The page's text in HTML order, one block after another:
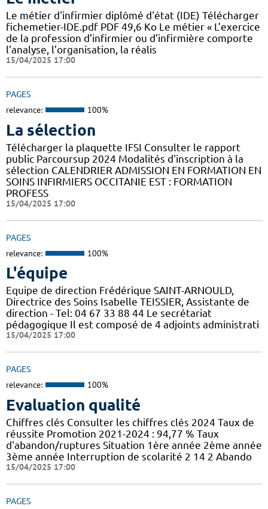
Le métier d'infirmier diplômé d'état (IDE) Télécharger
fichemetier-IDE.pdf PDF 49,6 Ko Le métier « L’exercice
de la profession d’infirmier ou d’infirmière comporte
l’analyse, l’organisation, la réalis
15/04/2025 17:00
PAGES
relevance: 100%
La sélection
Télécharger la plaquette IFSI Consulter le rapport
public Parcoursup 2024 Modalités d'inscription à la
sélection CALENDRIER ADMISSION EN FORMATION EN
SOINS INFIRMIERS OCCITANIE EST : FORMATION
PROFESS
15/04/2025 17:00
PAGES
relevance: 100%
L'équipe
Equipe de direction Frédérique SAINT-ARNOULD,
Directrice des Soins Isabelle TEISSIER, Assistante de
direction - Tel: 04 67 33 88 44 Le secrétariat
pédagogique Il est composé de 4 adjoints administrati
15/04/2025 17:00
PAGES
relevance: 100%
Evaluation qualité
Chiffres clés Consulter les chiffres clés 2024 Taux de
réussite Promotion 2021-2024 : 94,77 % Taux
d'abandon/ruptures Situation 1ère année 2ème année
3ème année Interruption de scolarité 2 14 2 Abando
15/04/2025 17:00
PAGES